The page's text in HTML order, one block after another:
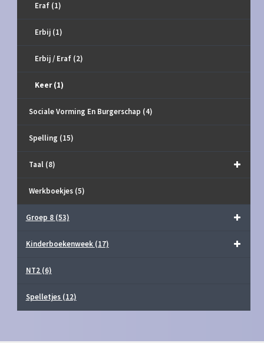
Eraf (1)
Erbij (1)
Erbij / Eraf (2)
Keer(1)
Sociale Vorming En Burgerschap (4)
Spelling (15)
Taal (8)
Werkboekjes (5)
Groep 8 (53)
Kinderboekenweek (17)
NT2 (6)
Spelletjes (12)